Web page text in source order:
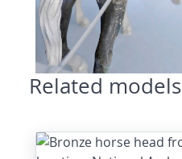
Related models